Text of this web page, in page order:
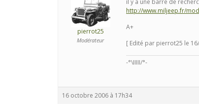
pierrot25
Modérateur
http://www.miljeep.fr/
A+
[ Edité par pierrot25 le
-°\IIIII/°-
16 octobre 2006 à 17h34